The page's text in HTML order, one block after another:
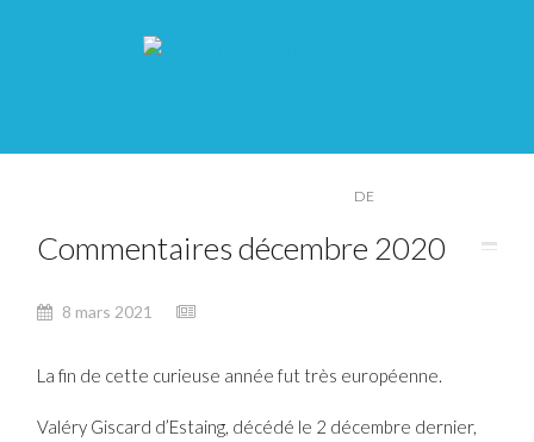
DE
Commentaires décembre 2020
8 mars 2021
La fin de cette curieuse année fut très européenne.
Valéry Giscard d’Estaing, décédé le 2 décembre dernier,